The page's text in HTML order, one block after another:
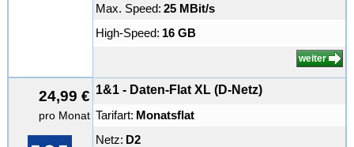
Max. Speed: 25 MBit/s
High-Speed: 16 GB
weiter
24,99 €
pro Monat
1&1 - Daten-Flat XL (D-Netz)
Tarifart: Monatsflat
Netz: D2